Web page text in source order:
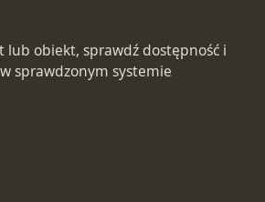
obiekt, sprawdź dostępność i
sprawdzonym systemie